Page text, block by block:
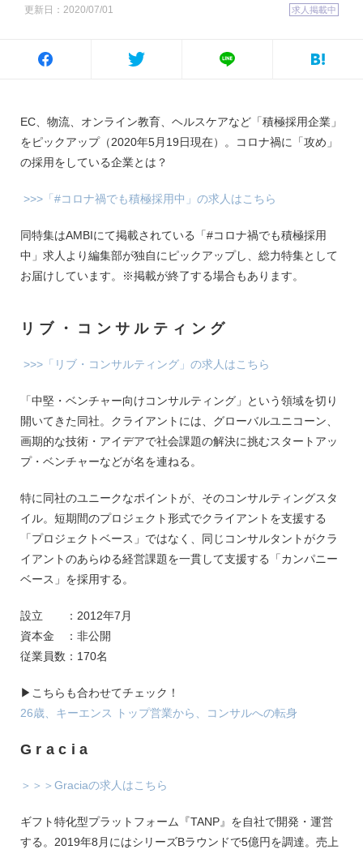
更新日：2020/07/01
求人掲載中
EC、物流、オンライン教育、ヘルスケアなど「積極採用企業」
をピックアップ（2020年5月19日現在）。コロナ禍に「攻め」
の採用をしている企業とは？
>>>「#コロナ禍でも積極採用中」の求人はこちら
同特集はAMBIにて掲載されている「#コロナ禍でも積極採用
中」求人より編集部が独自にピックアップし、総力特集として
お届けしています。※掲載が終了する場合もあります。
リブ・コンサルティング
>>>「リブ・コンサルティング」の求人はこちら
「中堅・ベンチャー向けコンサルティング」という領域を切り
開いてきた同社。クライアントには、グローバルユニコーン、
画期的な技術・アイデアで社会課題の解決に挑むスタートアッ
プ・ベンチャーなどが名を連ねる。
特に同社のユニークなポイントが、そのコンサルティングスタ
イル。短期間のプロジェクト形式でクライアントを支援する
「プロジェクトベース」ではなく、同じコンサルタントがクラ
イアントのあらゆる経営課題を一貫して支援する「カンパニー
ベース」を採用する。
設立 ：2012年7月
資本金 ：非公開
従業員数：170名
▶こちらも合わせてチェック！
26歳、キーエンス トップ営業から、コンサルへの転身
Gracia
＞＞＞Graciaの求人はこちら
ギフト特化型プラットフォーム『TANP』を自社で開発・運営
する。2019年8月にはシリーズBラウンドで5億円を調達。売上